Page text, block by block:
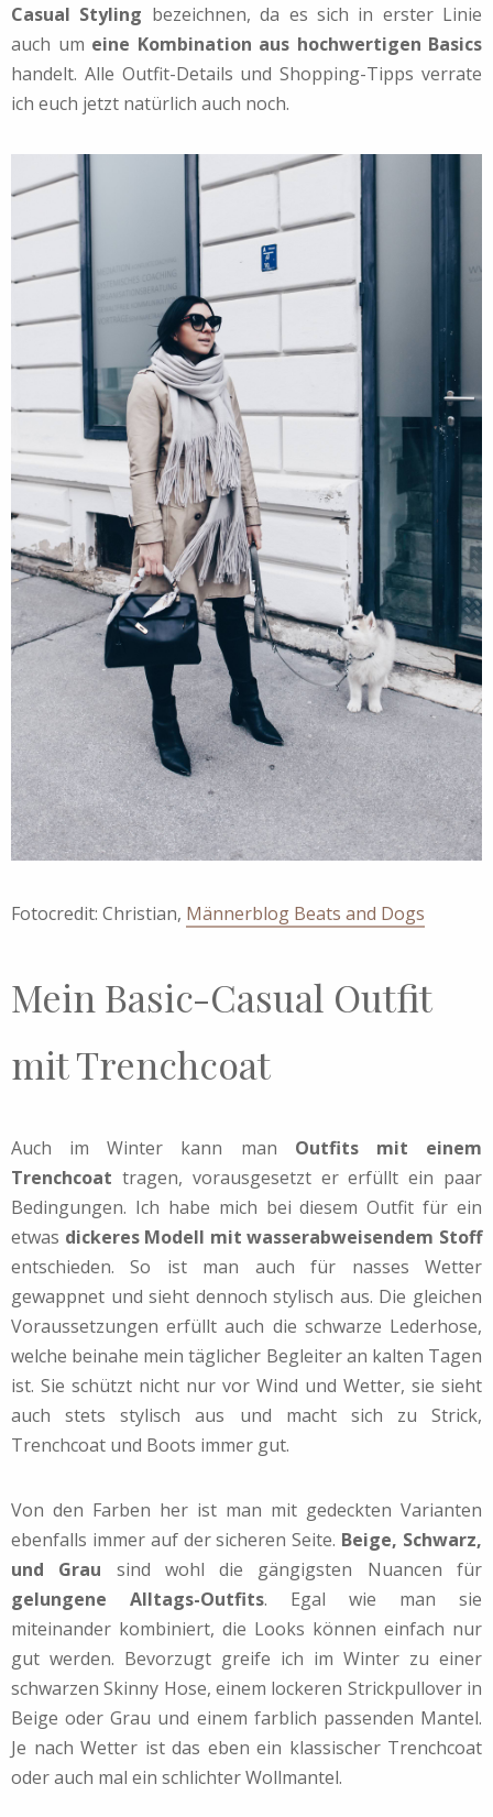
Casual Styling bezeichnen, da es sich in erster Linie
auch um eine Kombination aus hochwertigen Basics
handelt. Alle Outfit-Details und Shopping-Tipps verrate
ich euch jetzt natürlich auch noch.
Fotocredit: Christian, Männerblog Beats and Dogs
Mein Basic-Casual Outfit
mit Trenchcoat
Auch im Winter kann man Outfits mit einem
Trenchcoat tragen, vorausgesetzt er erfüllt ein paar
Bedingungen. Ich habe mich bei diesem Outfit für ein
etwas dickeres Modell mit wasserabweisendem Stoff
entschieden. So ist man auch für nasses Wetter
gewappnet und sieht dennoch stylisch aus. Die gleichen
Voraussetzungen erfüllt auch die schwarze Lederhose,
welche beinahe mein täglicher Begleiter an kalten Tagen
ist. Sie schützt nicht nur vor Wind und Wetter, sie sieht
auch stets stylisch aus und macht sich zu Strick,
Trenchcoat und Boots immer gut.
Von den Farben her ist man mit gedeckten Varianten
ebenfalls immer auf der sicheren Seite. Beige, Schwarz,
und Grau sind wohl die gängigsten Nuancen für
gelungene Alltags-Outfits. Egal wie man sie
miteinander kombiniert, die Looks können einfach nur
gut werden. Bevorzugt greife ich im Winter zu einer
schwarzen Skinny Hose, einem lockeren Strickpullover in
Beige oder Grau und einem farblich passenden Mantel.
Je nach Wetter ist das eben ein klassischer Trenchcoat
oder auch mal ein schlichter Wollmantel.